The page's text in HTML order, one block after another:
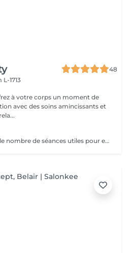
48
1713
à votre corps un moment de
avec des soins amincissants et
Allier rela...
Le temps de la séance et le nombre de séances utiles pour enlever le tatouage sont variables Le détatouage laser est une technique efficace qui fragmente les pigments d'encre sous la peau à l'aide de faisceaux de lumière, permettant ainsi au système immunitaire de les éliminer progressivement. Le processus nécessite généralement plusieurs séances, et son efficacité dépend de divers facteurs. Comment ça marche ? Le laser cible les particules d'encre et les chauffe pour les fragmenter en morceaux plus petits. Ces fragments sont ensuite naturellement évacués par le corps. Différents types de lasers, tels que le laser Picosure ou le laser Q-Switched, sont utilisés pour traiter efficacement différentes couleurs et profondeurs d'encre. Ce qu'il faut savoir Nombre de séances Le nombre de séances varie considérablement. Un tatouage amateur peut nécessiter 3 à 5 séances, tandis qu'un tatouage professionnel peut en exiger 4 à 12, voire plus, pour une disparition complète. Résultats progressifs L'éclaircissement de l'encre est visible après chaque séance, mais le tatouage complet s'estompe progressivement au fil du temps.